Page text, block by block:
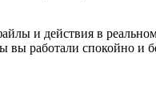
и действия в
работали спокойно и